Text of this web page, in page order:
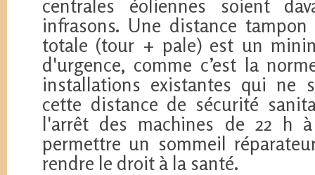
centrales éoliennes soient
infrasons. Une distance
totale (tour + pale) est un
d'urgence, comme c’est la
installations existantes qui ne
cette distance de sécurité
l'arrêt des machines de 22 h
permettre un sommeil
rendre le droit à la santé.